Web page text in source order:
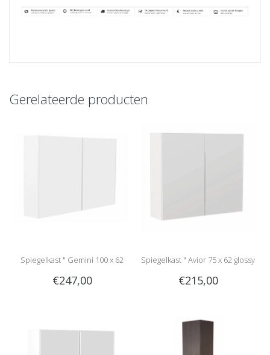
Gerelateerde producten
Spiegelkast " Gemini 100 x 62
glossy white "
€247,00
Spiegelkast " Avior 75 x 62 glossy
white "
€215,00